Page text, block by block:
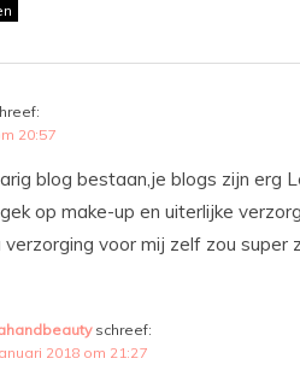
20:57
blog bestaan,je blogs zijn erg
op make-up en uiterlijke
voor mij zelf zou super
schreef:
2018 om 21:27